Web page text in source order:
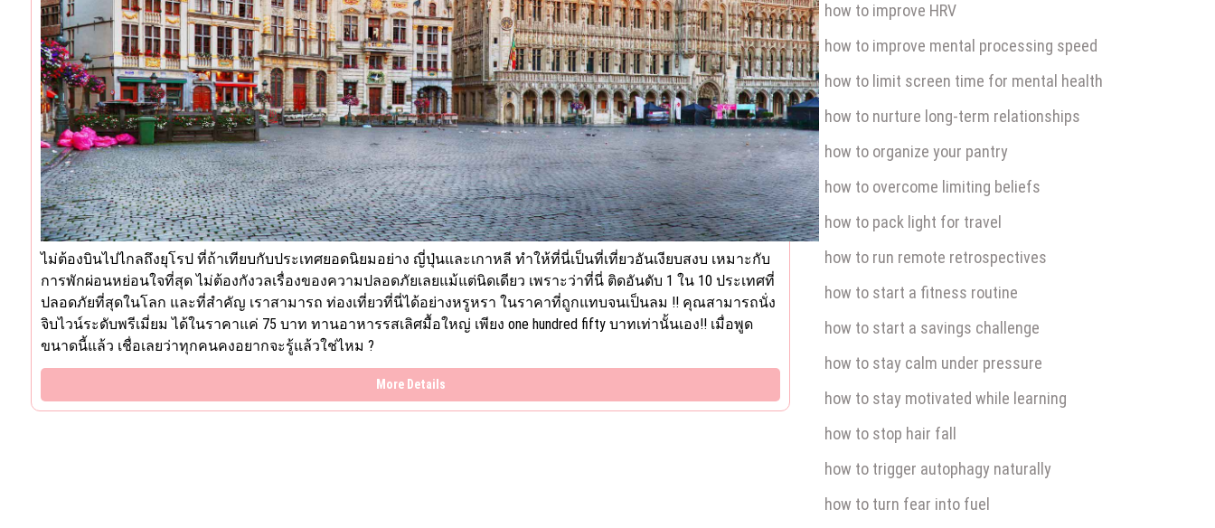
ไม่ต้องบินไปไกลถึงยุโรป ที่ถ้าเทียบกับประเทศยอดนิยมอย่าง ญี่ปุ่นและเกาหลี ทำให้ที่นี่เป็นที่เที่ยวอันเงียบสงบ เหมาะกับ
การพักผ่อนหย่อนใจที่สุด ไม่ต้องกังวลเรื่องของความปลอดภัยเลยแม้แต่นิดเดียว เพราะว่าที่นี่ ติดอันดับ 1 ใน 10 ประเทศที่
ปลอดภัยที่สุดในโลก และที่สำคัญ เราสามารถ ท่องเที่ยวที่นี่ได้อย่างหรูหรา ในราคาที่ถูกแทบจนเป็นลม !! คุณสามารถนั่ง
จิบไวน์ระดับพรีเมี่ยม ได้ในราคาแค่ 75 บาท ทานอาหารรสเลิศมื้อใหญ่ เพียง one hundred fifty บาทเท่านั้นเอง!! เมื่อพูด
ขนาดนี้แล้ว เชื่อเลยว่าทุกคนคงอยากจะรู้แล้วใช่ไหม ?
More Details
how to improve HRV
how to improve mental processing speed
how to limit screen time for mental health
how to nurture long-term relationships
how to organize your pantry
how to overcome limiting beliefs
how to pack light for travel
how to run remote retrospectives
how to start a fitness routine
how to start a savings challenge
how to stay calm under pressure
how to stay motivated while learning
how to stop hair fall
how to trigger autophagy naturally
how to turn fear into fuel